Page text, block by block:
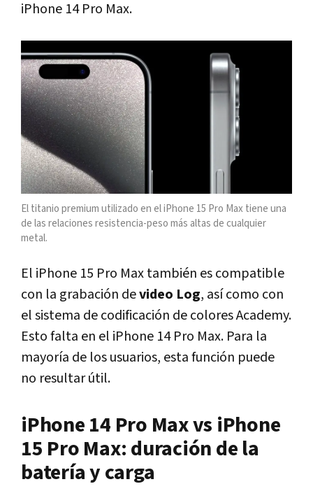
iPhone 14 Pro Max.
El titanio premium utilizado en el iPhone 15 Pro Max tiene una
de las relaciones resistencia-peso más altas de cualquier
metal.
El iPhone 15 Pro Max también es compatible
con la grabación devideo Log, así como con
el sistema de codificación de colores Academy.
Esto falta en el iPhone 14 Pro Max. Para la
mayoría de los usuarios, esta función puede
no resultar útil.
iPhone 14 Pro Max vs iPhone
15 Pro Max: duración de la
batería y carga